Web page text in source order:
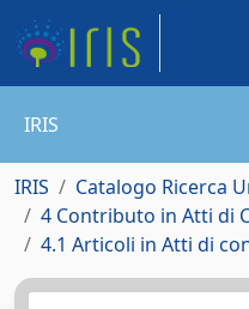
IRIS
IRIS
Catalogo Ricerca
4 Contributo in Atti di
4.1 Articoli in Atti di